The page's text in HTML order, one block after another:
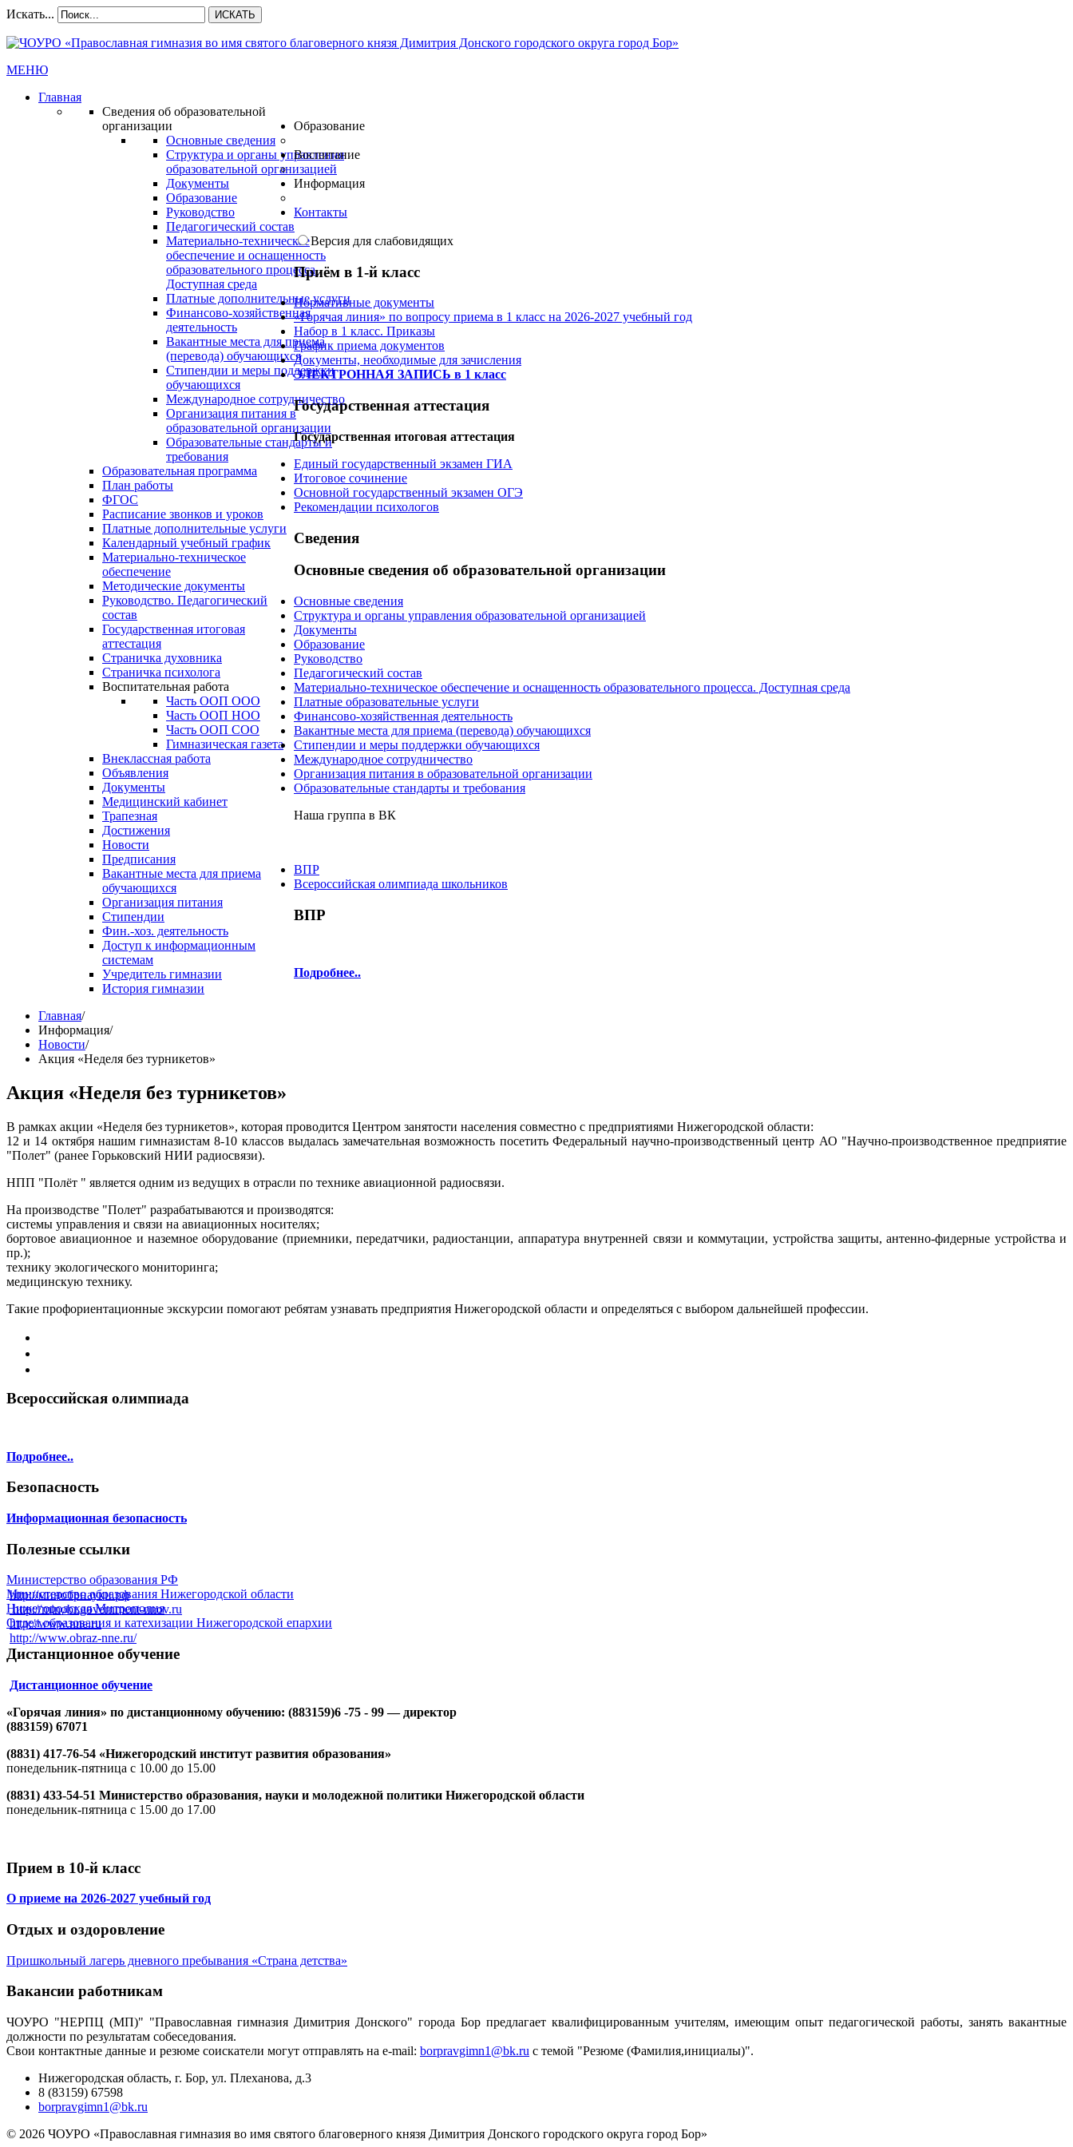
Искать... ИСКАТЬ
МЕНЮ
Главная
Сведения об образовательной
организации
Основные сведения
Структура и органы управления
образовательной организацией
Документы
Образование
Руководство
Педагогический состав
Материально-техническое
обеспечение и оснащенность
образовательного процесса.
Доступная среда
Платные дополнительные услуги
Финансово-хозяйственная
деятельность
Вакантные места для приема
(перевода) обучающихся
Стипендии и меры поддержки
обучающихся
Международное сотрудничество
Организация питания в
образовательной организации
Образовательные стандарты и
требования
Образование
Образовательная программа
План работы
ФГОС
Расписание звонков и уроков
Платные дополнительные услуги
Календарный учебный график
Материально-техническое
обеспечение
Методические документы
Руководство. Педагогический
состав
Государственная итоговая
аттестация
Воспитание
Страничка духовника
Страничка психолога
Воспитательная работа
Часть ООП ООО
Часть ООП НОО
Часть ООП СОО
Гимназическая газета
Внеклассная работа
Информация
Объявления
Документы
Медицинский кабинет
Трапезная
Достижения
Новости
Предписания
Вакантные места для приема
обучающихся
Организация питания
Стипендии
Фин.-хоз. деятельность
Доступ к информационным
системам
Учредитель гимназии
История гимназии
Контакты
Главная/
Информация/
Новости/
Акция «Неделя без турникетов»
Акция «Неделя без турникетов»
В рамках акции «Неделя без турникетов», которая проводится Центром занятости населения совместно с предприятиями Нижегородской области:
12 и 14 октября нашим гимназистам 8-10 классов выдалась замечательная возможность посетить Федеральный научно-производственный центр АО "Научно-производственное предприятие
"Полет" (ранее Горьковский НИИ радиосвязи).
НПП "Полёт " является одним из ведущих в отрасли по технике авиационной радиосвязи.
На производстве "Полет" разрабатываются и производятся:
системы управления и связи на авиационных носителях;
бортовое авиационное и наземное оборудование (приемники, передатчики, радиостанции, аппаратура внутренней связи и коммутации, устройства защиты, антенно-фидерные устройства и
пр.);
технику экологического мониторинга;
медицинскую технику.
Такие профориентационные экскурсии помогают ребятам узнавать предприятия Нижегородской области и определяться с выбором дальнейшей профессии.
Версия для слабовидящих
Приём в 1-й класс
Нормативные документы
«Горячая линия» по вопросу приема в 1 класс на 2026-2027 учебный год
Набор в 1 класс. Приказы
График приема документов
Документы, необходимые для зачисления
ЭЛЕКТРОННАЯ ЗАПИСЬ в 1 класс
Государственная аттестация
Государственная итоговая аттестация
Единый государственный экзамен ГИА
Итоговое сочинение
Основной государственный экзамен ОГЭ
Рекомендации психологов
Сведения
Основные сведения об образовательной организации
Основные сведения
Структура и органы управления образовательной организацией
Документы
Образование
Руководство
Педагогический состав
Материально-техническое обеспечение и оснащенность образовательного процесса. Доступная среда
Платные образовательные услуги
Финансово-хозяйственная деятельность
Вакантные места для приема (перевода) обучающихся
Стипендии и меры поддержки обучающихся
Международное сотрудничество
Организация питания в образовательной организации
Образовательные стандарты и требования
Наша группа в ВК
ВПР
Всероссийская олимпиада школьников
ВПР
Подробнее..
Всероссийская олимпиада
Подробнее..
Безопасность
Информационная безопасность
Полезные ссылки
Министерство образования РФ
http://минобрнауки.рф
Министерство образования Нижегородской области
http://minobr.government-nnov.ru
Нижегородская Митрополия
http://www.nne.ru
Отдел образования и катехизации Нижегородской епархии
http://www.obraz-nne.ru/
Дистанционное обучение
Дистанционное обучение
«Горячая линия» по дистанционному обучению: (883159)6 -75 - 99 — директор
(883159) 67071
(8831) 417-76-54 «Нижегородский институт развития образования»
понедельник-пятница с 10.00 до 15.00
(8831) 433-54-51 Министерство образования, науки и молодежной политики Нижегородской области
понедельник-пятница с 15.00 до 17.00
Прием в 10-й класс
О приеме на 2026-2027 учебный год
Отдых и оздоровление
Пришкольный лагерь дневного пребывания «Страна детства»
Вакансии работникам
ЧОУРО "НЕРПЦ (МП)" "Православная гимназия Димитрия Донского" города Бор предлагает квалифицированным учителям, имеющим опыт педагогической работы, занять вакантные
должности по результатам собеседования.
Свои контактные данные и резюме соискатели могут отправлять на e-mail: borpravgimn1@bk.ru с темой "Резюме (Фамилия,инициалы)".
Нижегородская область, г. Бор, ул. Плеханова, д.3
8 (83159) 67598
borpravgimn1@bk.ru
© 2026 ЧОУРО «Православная гимназия во имя святого благоверного князя Димитрия Донского городского округа город Бор»